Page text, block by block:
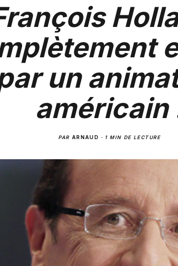
un
américain
PAR ARNAUD · 1 MIN DE LECTURE